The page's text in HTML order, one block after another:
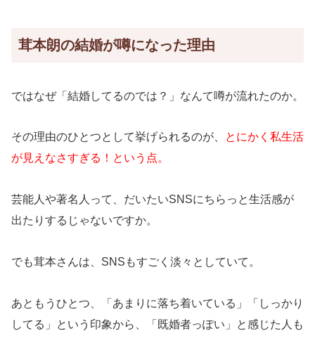
茸本朗の結婚が噂になった理由
ではなぜ「結婚してるのでは？」なんて噂が流れたのか。
その理由のひとつとして挙げられるのが、
とにかく私生活
が見えなさすぎる！という点。
芸能人や著名人って、だいたいSNSにちらっと生活感が
出たりするじゃないですか。
でも茸本さんは、SNSもすごく淡々としていて。
あともうひとつ、「あまりに落ち着いている」「しっかり
してる」という印象から、「既婚者っぽい」と感じた人も